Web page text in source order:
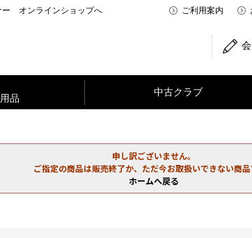
ー オンラインショップへ ご利用案内
品
中古クラブ
申し訳ございません。
ご指定の商品は販売終了か、ただ今お取扱いできない商品
ホームへ戻る